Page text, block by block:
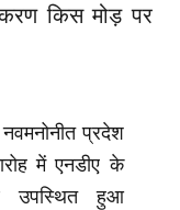
किस मोड़ पर
नवमनोनीत प्रदेश
में एनडीए के
उपस्थित हुआ